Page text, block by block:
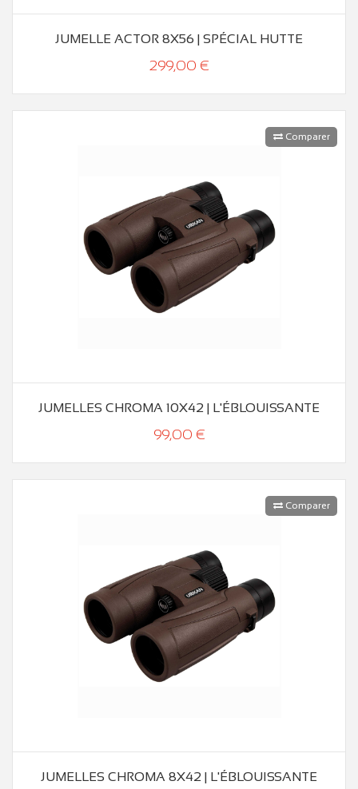
JUMELLE ACTOR 8X56 | SPÉCIAL HUTTE
299,00 €
Comparer
JUMELLES CHROMA 10X42 | L'ÉBLOUISSANTE
99,00 €
Comparer
JUMELLES CHROMA 8X42 | L'ÉBLOUISSANTE